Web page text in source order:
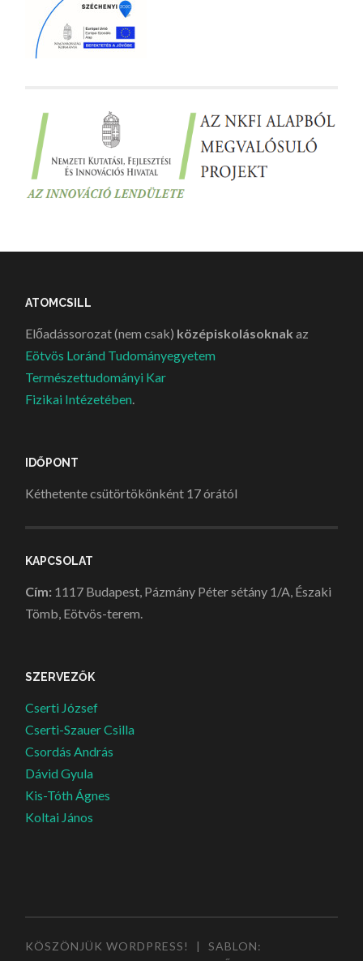
ATOMCSILL
Előadássorozat (nem csak) középiskolásoknak az
Eötvös Loránd Tudományegyetem
Természettudományi Kar
Fizikai Intézetében.
IDŐPONT
Kéthetente csütörtökönként 17 órától
KAPCSOLAT
Cím: 1117 Budapest, Pázmány Péter sétány 1/A, Északi
Tömb, Eötvös-terem.
SZERVEZŐK
Cserti József
Cserti-Szauer Csilla
Csordás András
Dávid Gyula
Kis-Tóth Ágnes
Koltai János
KÖSZÖNJÜK WORDPRESS! |
SABLON: